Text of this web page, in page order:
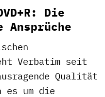
Die
Verbatim seit
Qualität
es um die